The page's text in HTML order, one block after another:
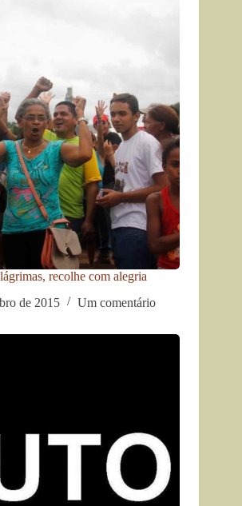
recolhe com alegria
de 2015
Um comentário